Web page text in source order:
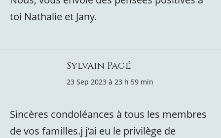
toi Nathalie et Jany.
Sylvain Pagé
23 Sep 2023 à 23 h 59 min
Sincères condoléances à tous les membres
de vos familles.j j’ai eu le privilège de